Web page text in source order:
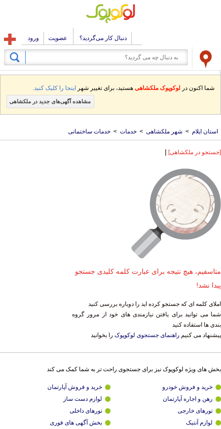
دنبال کار می‌گردید؟ عضویت ورود
شما اکنون در لوکوپوک ملکشاهی هستید، برای تغییر شهر اینجا را کلیک کنید.
مشاهده آگهی‌های جدید در ملکشاهی
استان ایلام > شهر ملکشاهی > خدمات > خدمات ساختمانی
[جستجو در ملکشاهی] |
متاسفیم، هیچ نتیجه برای عبارت کلمه کلیدی جستجو
پیدا نشد!
املای کلمه ای که جستجو کرده اید را دوباره بررسی کنید
شما می توانید برای یافتن نیازمندی های خود از مرور گروه
بندی ها استفاده کنید
پیشنهاد می کنیم راهنمای جستجوی لوکوپوک را بخوانید
بخش های ویژه لوکوپوک نیز برای جستجوی راحت تر به شما کمک می کند
خرید و فروش خودرو
خرید و فروش آپارتمان
رهن و اجاره آپارتمان
لوازم دست ساز
تورهای خارجی
تورهای داخلی
لوازم آنتیک
بخش آگهی های فوری